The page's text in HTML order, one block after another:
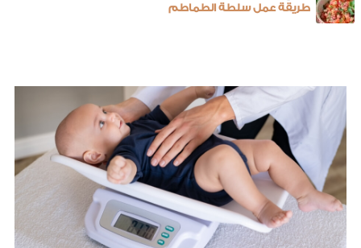
طريقة عمل سلطة الطماطم